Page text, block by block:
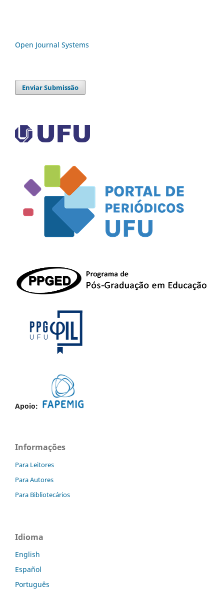
Open Journal Systems
Enviar Submissão
Apoio:
Informações
Para Leitores
Para Autores
Para Bibliotecários
Idioma
English
Español
Português